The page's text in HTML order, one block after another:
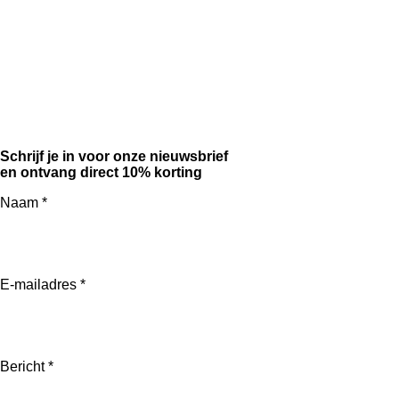
c
e
o
s
t
m
Schrijf je in voor onze nieuwsbrief
en ontvang direct 10% korting
Naam *
E-mailadres *
Bericht *